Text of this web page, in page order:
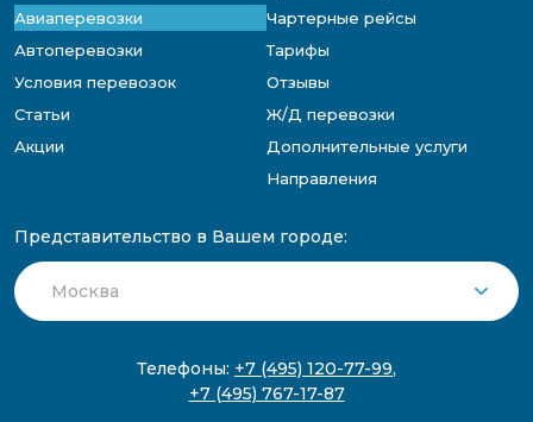
Авиаперевозки
Чартерные рейсы
Автоперевозки
Тарифы
Условия перевозок
Отзывы
Статьи
Ж/Д перевозки
Акции
Дополнительные услуги
Направления
Представительство в Вашем городе:
Телефоны: +7 (495) 120-77-99,
+7 (495) 767-17-87